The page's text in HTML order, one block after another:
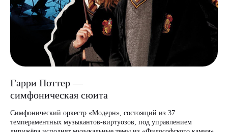
Гарри Поттер —
симфоническая сюита
Симфонический оркестр «Модерн», состоящий из 37
темпераментных музыкантов-виртуозов, под управлением